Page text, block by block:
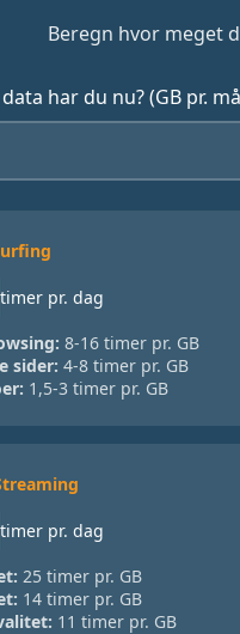
Beregn hvor meget
har du nu? (GB pr.
timer pr. dag
8-16 timer pr. GB
sider: 4-8 timer pr. GB
1,5-3 timer pr. GB
timer pr. dag
25 timer pr. GB
14 timer pr. GB
11 timer pr. GB